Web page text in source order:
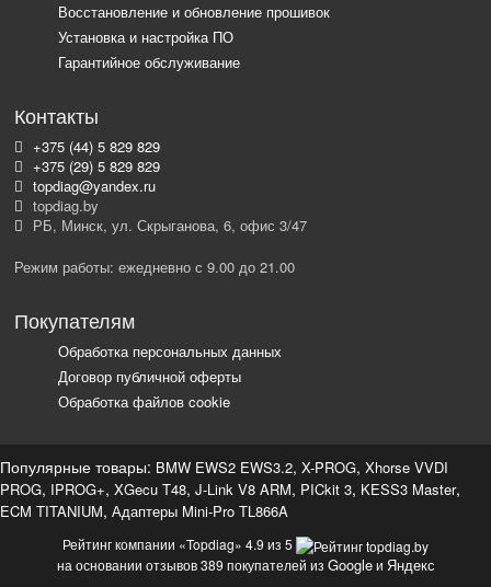
Восстановление и обновление прошивок
Установка и настройка ПО
Гарантийное обслуживание
Контакты
+375 (44) 5 829 829
+375 (29) 5 829 829
topdiag@yandex.ru
topdiag.by
РБ, Минск, ул. Скрыганова, 6, офис 3/47
Режим работы: ежедневно с 9.00 до 21.00
Покупателям
Обработка персональных данных
Договор публичной оферты
Обработка файлов cookie
Популярные товары: BMW EWS2 EWS3.2, X-PROG, Xhorse VVDI
PROG, IPROG+, XGecu T48, J-Link V8 ARM, PICkit 3, KESS3 Master,
ECM TITANIUM, Адаптеры Mini-Pro TL866A
Рейтинг компании «Topdiag» 4.9 из 5
на основании отзывов 389 покупателей из Googleи Яндекс